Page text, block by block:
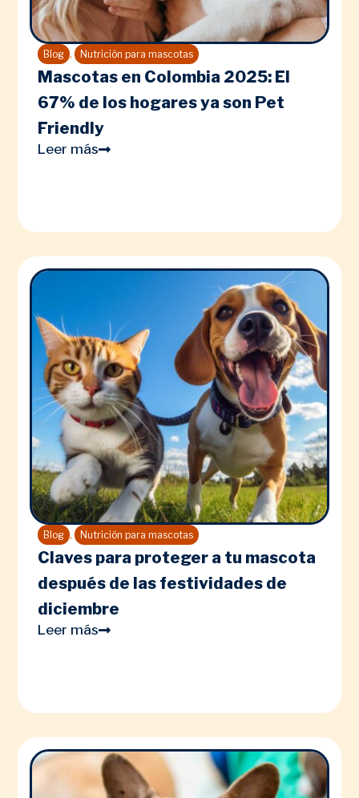
Blog , Nutrición para mascotas
Mascotas en Colombia 2025: El
67% de los hogares ya son Pet
Friendly
Leer más
Blog , Nutrición para mascotas
Claves para proteger a tu mascota
después de las festividades de
diciembre
Leer más